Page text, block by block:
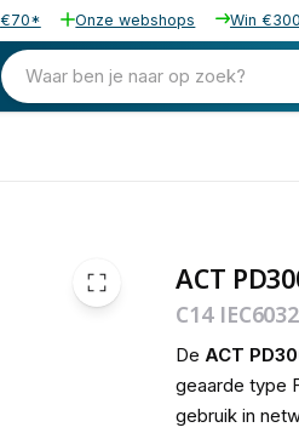
€70* Onze webshops Win
Waar ben je naar op zoek?
ACT
C14
De ACT
geaarde type
gebruik in
33,81 excl. btw
40,91 incl. btw